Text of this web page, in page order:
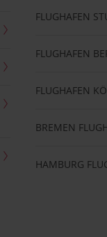
FLUGHAFEN
FLUGHAFEN
FLUGHAFEN
BREMEN
HAMBURG